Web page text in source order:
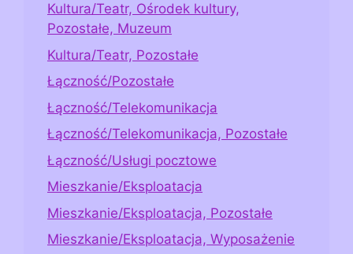
Kultura/Teatr, Ośrodek kultury,
Pozostałe, Muzeum
Kultura/Teatr, Pozostałe
Łączność/Pozostałe
Łączność/Telekomunikacja
Łączność/Telekomunikacja, Pozostałe
Łączność/Usługi pocztowe
Mieszkanie/Eksploatacja
Mieszkanie/Eksploatacja, Pozostałe
Mieszkanie/Eksploatacja, Wyposażenie